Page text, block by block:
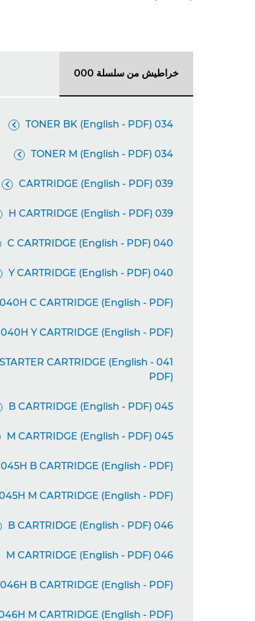
خراطيش من سلسلة 000
034 TONER BK (English - PDF)

034 TONER M (English - PDF)

039 CARTRIDGE (English - PDF)

039 H CARTRIDGE (English - PDF)
040 C CARTRIDGE (English - PDF)
040 Y CARTRIDGE (English - PDF)
040H C CARTRIDGE (English - PDF)
040H Y CARTRIDGE (English - PDF)
041 STARTER CARTRIDGE (English -
PDF)
045 B CARTRIDGE (English - PDF)
045 M CARTRIDGE (English - PDF)
045H B CARTRIDGE (English - PDF)
M CARTRIDGE (English - PDF)
046 B CARTRIDGE (English - PDF)
046 M CARTRIDGE (English - PDF)
046H B CARTRIDGE (English - PDF)
M CARTRIDGE (English - PDF)